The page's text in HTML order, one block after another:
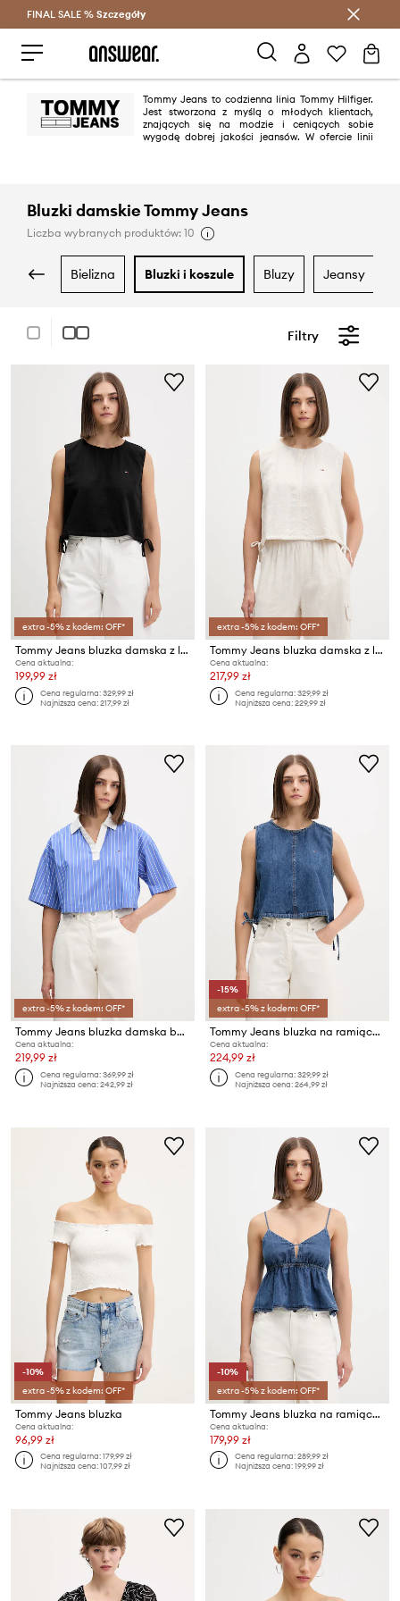
Oszczędzaj z Answear Club >
FINAL SALE % Szczegóły
Tommy Jeans to codzienna linia Tommy Hilfiger.
Jest stworzona z myślą o młodych klientach,
znających się na modzie i ceniących sobie
wygodę dobrej jakości jeansów. W ofercie linii
Bluzki damskie Tommy Jeans
Liczba wybranych produktów: 10
bielizna bluzki i koszule bluzy jeansy
Filtry
extra -5% z kodem: OFF*
Tommy Jeans bluzka damska z lnem
Cena aktualna:
199,99 zł
Cena regularna:329,99 zł
Najniższa cena:217,99 zł
extra -5% z kodem: OFF*
Tommy Jeans bluzka damska z lnem
Cena aktualna:
217,99 zł
Cena regularna:329,99 zł
Najniższa cena:229,99 zł
extra -5% z kodem: OFF*
Tommy Jeans bluzka damska bawełniana
Cena aktualna:
219,99 zł
Cena regularna:369,99 zł
Najniższa cena:242,99 zł
-15%
extra -5% z kodem: OFF*
Tommy Jeans bluzka na ramiączkach damska jeansowa
Cena aktualna:
224,99 zł
Cena regularna:329,99 zł
Najniższa cena:264,99 zł
-10%
extra -5% z kodem: OFF*
Tommy Jeans bluzka
Cena aktualna:
96,99 zł
Cena regularna:179,99 zł
Najniższa cena:107,99 zł
-10%
extra -5% z kodem: OFF*
Tommy Jeans bluzka na ramiączkach damska jeansowa
Cena aktualna:
179,99 zł
Cena regularna:289,99 zł
Najniższa cena:199,99 zł